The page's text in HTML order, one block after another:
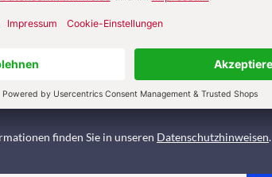
Herder-Newsletter abonnieren
Mail-Werbung kann ich jederzeit abbestellen.
dass mein personenbezogenes Nutzungsverhalten in
und ausgewertet wird, um die Inhalte besser auf meine
finden Sie in unseren Datenschutzhinweisen.